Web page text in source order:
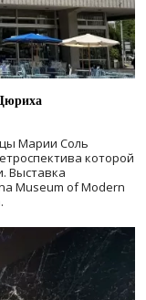
Марии Соль
которой
Выставка
Museum of Modern